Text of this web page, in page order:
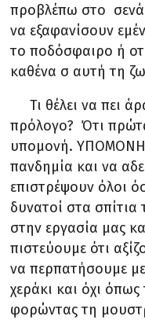
προβλέπω στο
να εξαφανίσουν
το ποδόσφαιρο ή
καθένα σ αυτή τη
Τι θέλει να πει
πρόλογο? Ότι
υπομονή.
πανδημία και να
επιστρέψουν όλοι
δυνατοί στα
στην εργασία μας
πιστεύουμε ότι
να περπατήσουμε
χεράκι και όχι
φορώντας τη